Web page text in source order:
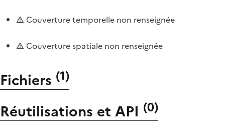
Couverture temporelle non renseignée
Couverture spatiale non renseignée
Fichiers (1)
Réutilisations et API (0)